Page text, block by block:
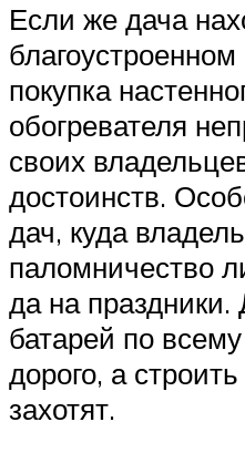
Если же дача
покупка
обогревателя
своих
достоинств.
дач, куда
паломничество
да на праздники.
батарей по
дорого, а
захотят.